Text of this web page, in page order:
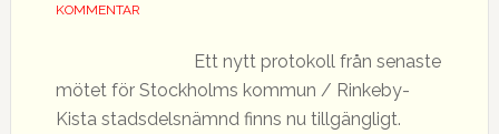
KOMMENTAR
Ett nytt protokoll från senaste
mötet för Stockholms kommun / Rinkeby-
Kista stadsdelsnämnd finns nu tillgängligt.